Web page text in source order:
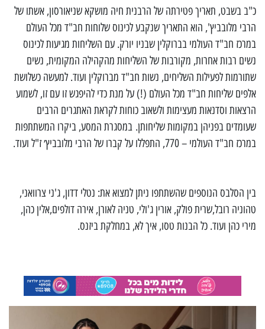
כ"ב בשבט, תאריך פטירתה של הרבנית חיה מושקא שניאורסון, אשתו של
הרבי מלובביץ', הוא התאריך שנקבע לכינוס שלוחות חב"ד מכל העולם
במרכז חב"ד העולמי בברוקלין שבניו יורק. עם השליחות מגיעות לכינוס
נשים רבות אחרות, מקורבות של השליחות מהקהילה המקומית, נשים
שתורמות לפעילות השליחים, נשות חב"ד מברוקלין ועוד. למעשה כשלושת
אלפים שליחות חב"ד מכל העולם (!) על מנת כדי להיפגש זו עם זו, לשמוע
הרצאות וסדנאות מעצימות ולשאוב כוחות לקראת האתגרים הרבים
שעומדים בפניהן במקומות שליחותן. במסגרת המסע, ביקרו המשתתפות
במרכז חב"ד העולמי – 770, התפללו על קברו של הרבי מלובביץ׳ ז"ל ועוד.
בין הסלבס הנוספים שהשתתפו ניתן למצוא את: נטלי דדון, ג'ני צרוואני,
טהוניה רובל,שרית פולק, אורין ג'ולי, טניה לאורן, אירה דולפים,אלין כהן,
מירי כהן ועוד. כל הבנות טסו, איך לא, במחלקת ביזנס.